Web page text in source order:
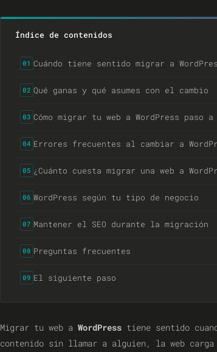
Índice de contenidos
01 Cuándo tiene sentido migrar a
02 Qué ganas y qué asumes con el cambio
03 Cómo migrar tu web a WordPress paso a
04 Errores frecuentes al cambiar a
05 ¿Cuánto cuesta migrar una web a
06 WordPress según tu tipo de negocio
07 Mantener el SEO durante la migración
08 Preguntas frecuentes
09 El siguiente paso
Migrar tu web a WordPress tiene sentido
contenido sin llamar a alguien, la web